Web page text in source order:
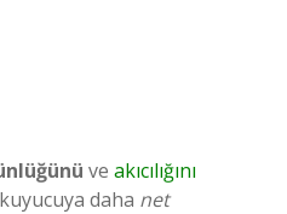
ve akıcılığını
daha net